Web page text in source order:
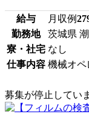
給与 月収例
勤務地
茨城県
寮・社宅 なし
仕事内容 機械オペ
募集が停止してい